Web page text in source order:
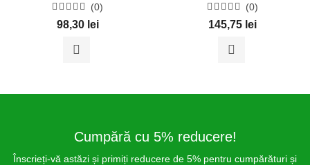
Evaluat
la
(0)
98,30 lei
Evaluat
la
(0)
145,75 lei
Cumpără cu 5% reducere!
Înscrieți-vă astăzi și primiți reducere de 5% pentru cumpărături și